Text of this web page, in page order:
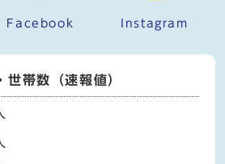
Facebook Instagram
世帯数（速報値）